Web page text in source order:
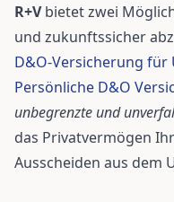
R+Vbietet zwei
und zukunftssicher
D&O-Versicherung für
Persönliche D&O
unbegrenzte und
das Privatvermögen
Ausscheiden aus dem